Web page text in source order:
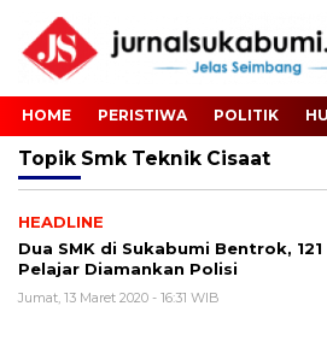
HOME PERISTIWA POLITIK
Topik Smk Teknik Cisaat
HEADLINE
Dua SMK di Sukabumi Bentrok, 121
Pelajar Diamankan Polisi
Jumat, 13 Maret 2020 - 16:31 WIB